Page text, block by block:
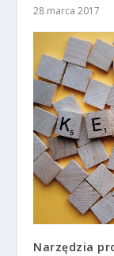
28 marca 2017
Narzędzia